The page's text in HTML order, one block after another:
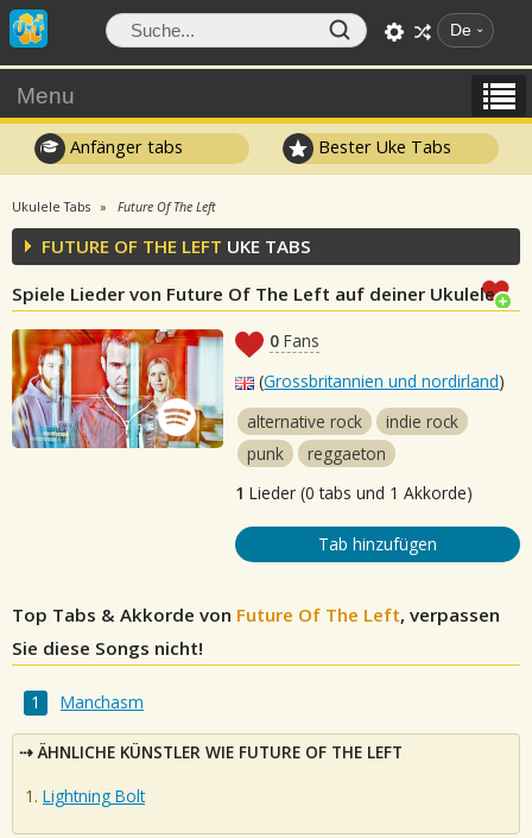
De
Menu
Anfänger tabs Bester Uke Tabs
Ukulele Tabs Future Of The Left
FUTURE OF THE LEFT UKE TABS
Spiele Lieder von Future Of The Left auf deiner Ukulele
0 Fans
(Grossbritannien und nordirland)
alternative rock
indie rock
punk
reggaeton
1 Lieder (0 tabs und 1 Akkorde)
Tab hinzufügen
Top Tabs & Akkorde von Future Of The Left, verpassen
Sie diese Songs nicht!
Manchasm
ÄHNLICHE KÜNSTLER WIE FUTURE OF THE LEFT
Lightning Bolt